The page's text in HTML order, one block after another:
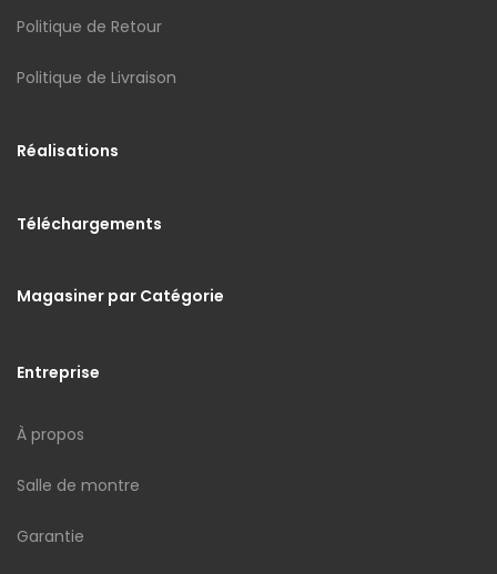
Politique de Retour
Politique de Livraison
Réalisations
Téléchargements
Magasiner par Catégorie
Entreprise
À propos
Salle de montre
Garantie